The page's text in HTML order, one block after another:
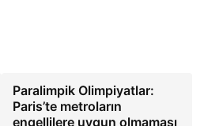
Paralimpik Olimpiyatlar:
Paris’te metroların
engellilere uygun olmaması